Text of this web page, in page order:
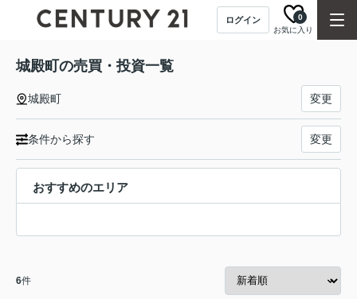
ログイン
お気に入り
0
城殿町の売買・投資一覧
城殿町 変更
条件から探す 変更
おすすめのエリア
6件